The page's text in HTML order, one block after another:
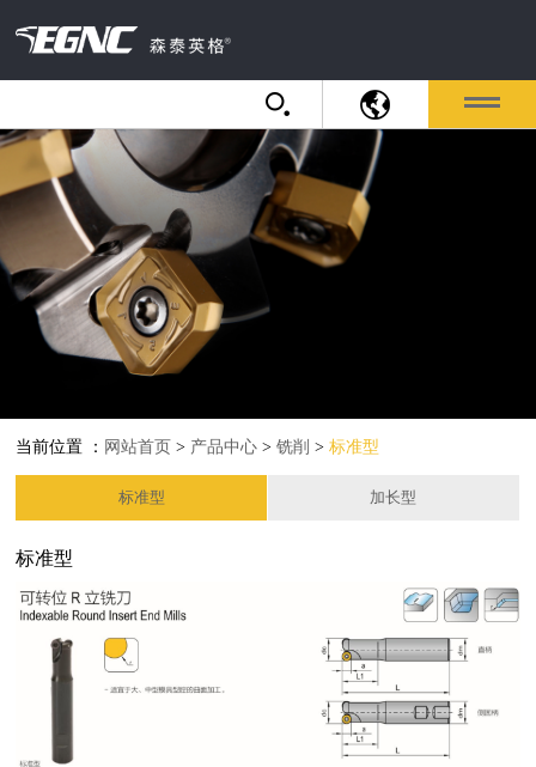
当前位置 ： 网站首页 > 产品中心 >铣削 >标准型
标准型 加长型
标准型